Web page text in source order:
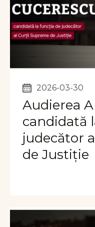
2026-03-30
Audierea
candidată
judecător
de Justiție